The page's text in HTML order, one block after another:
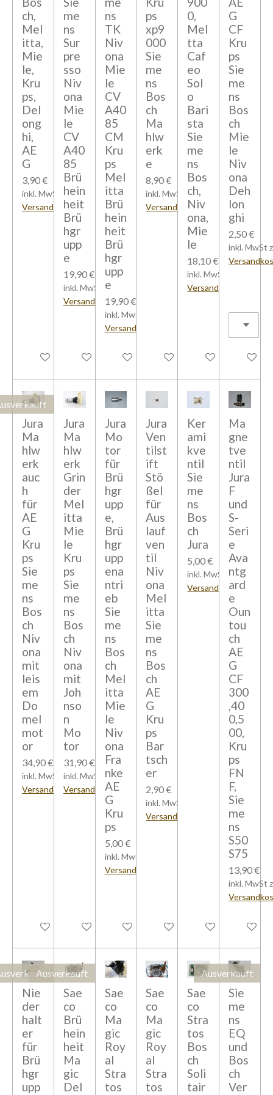
ch,
Mel
itta,
Mie
le,
Kru
ps,
Del
ong
hi,
AE
G
3,90 €
inkl. MwSt zzgl.
Versandkosten
In den Warenkorb
me
ns
Sur
pre
sso
Niv
ona
Mie
le
CV
A40
85
Brü
hein
heit
Brü
hgr
upp
e
19,90 €
inkl. MwSt zzgl.
Versandkosten
In den Warenkorb
ns
TK
Niv
ona
Mie
le
CV
A40
85
CM
Kru
ps
Mel
itta
Brü
hein
heit
Brü
hgr
upp
e
19,90 €
inkl. MwSt zzgl.
Versandkosten
In den Warenkorb
ps
xp9
000
Sie
me
ns
Bos
ch
Ma
hlw
erk
e
8,90 €
inkl. MwSt zzgl.
Versandkosten
In den Warenkorb
0,
Mel
tta
Caf
eo
Sol
o
Bari
sta
Sie
me
ns
Bos
ch,
Niv
ona,
Mie
le
18,10 €
inkl. MwSt zzgl.
Versandkosten
In den Warenkorb
G
CF
Kru
ps
Sie
me
ns
Bos
ch
Mie
le
Niv
ona
Deh
lon
ghi
2,50 €
inkl. MwSt
In den
Jura
Ma
hlw
erk
auc
h
für
AE
G
Kru
ps
Sie
me
ns
Bos
ch
Niv
ona
mit
leis
em
Do
mel
mot
or
34,90 €
inkl. MwSt zzgl.
Versandkosten
Bei Verfügbarkeit benachrichtigen
Jura
Ma
hlw
erk
Grin
der
Mel
itta
Mie
le
Kru
ps
Sie
me
ns
Bos
ch
Niv
ona
mit
Joh
nso
n
Mo
tor
31,90 €
inkl. MwSt zzgl.
Versandkosten
In den Warenkorb
Jura
Mo
tor
für
Brü
hgr
upp
e,
Brü
hgr
upp
ena
ntri
eb
Sie
me
ns
Bos
ch
Mel
itta
Mie
le
Niv
ona
Fra
nke
AE
G
Kru
ps
5,00 €
inkl. MwSt zzgl.
Versandkosten
In den Warenkorb
Jura
Ven
tilst
ift
Stö
ßel
für
Aus
lauf
ven
til
Niv
ona
Mel
itta
Sie
me
ns
Bos
ch
AE
G
Kru
ps
Bar
tsch
er
2,90 €
inkl. MwSt zzgl.
Versandkosten
In den Warenkorb
Ker
ami
kve
ntil
Sie
me
ns
Bos
ch
Jura
5,00 €
inkl. MwSt zzgl.
Versandkosten
In den Warenkorb
Ma
gne
tve
ntil
Jura
F
und
S-
Seri
e
Ava
ntg
ard
e
Oun
tou
ch
AE
G
CF
300
,40
0,5
00,
Kru
ps
FN
F,
Sie
me
ns
S50
S75
13,90 €
inkl. MwSt
In den
Nie
der
halt
er
für
Brü
hgr
upp
Ausverkauft
Sae
co
Brü
hein
heit
Ma
gic
Del
Sae
co
Ma
gic
Roy
al
Stra
tos
Sae
co
Ma
gic
Roy
al
Stra
tos
Sae
co
Stra
tos
Bos
ch
Soli
tair
Ausverkauft
Sie
me
ns
EQ
und
Bos
ch
Ver